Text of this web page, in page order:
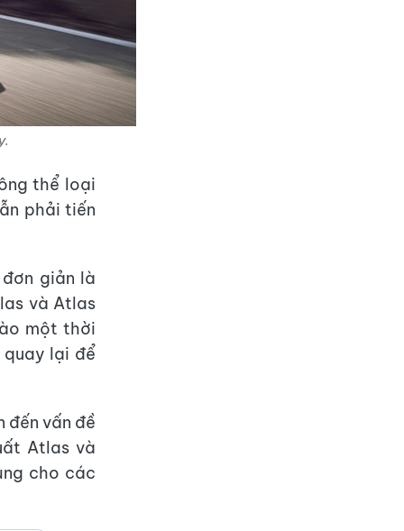
thể loại
phải tiến
giản là
và Atlas
một thời
lại để
đến vấn đề
Atlas và
cho các